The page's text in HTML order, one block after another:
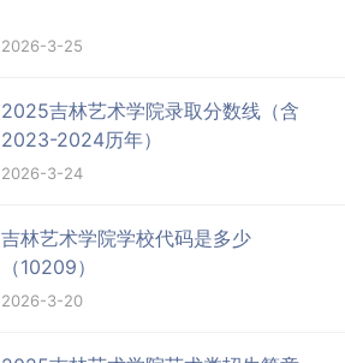
2026-3-25
2025吉林艺术学院录取分数线（含
2023-2024历年）
2026-3-24
吉林艺术学院学校代码是多少
（10209）
2026-3-20